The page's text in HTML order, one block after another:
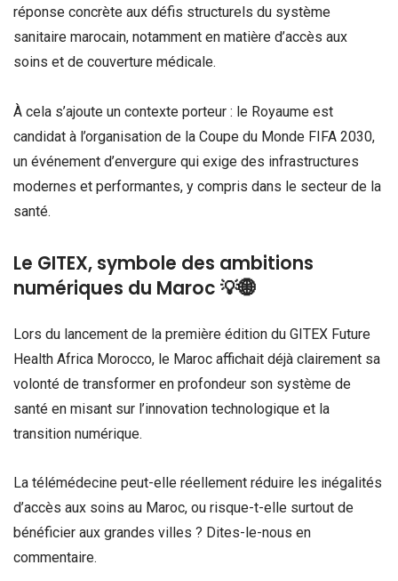
réponse concrète aux défis structurels du système
sanitaire marocain, notamment en matière d’accès aux
soins et de couverture médicale.
À cela s’ajoute un contexte porteur : le Royaume est
candidat à l’organisation de la Coupe du Monde FIFA 2030,
un événement d’envergure qui exige des infrastructures
modernes et performantes, y compris dans le secteur de la
santé.
Le GITEX, symbole des ambitions
numériques du Maroc 💡🌐
Lors du lancement de la première édition du GITEX Future
Health Africa Morocco, le Maroc affichait déjà clairement sa
volonté de transformer en profondeur son système de
santé en misant sur l’innovation technologique et la
transition numérique.
La télémédecine peut-elle réellement réduire les inégalités
d’accès aux soins au Maroc, ou risque-t-elle surtout de
bénéficier aux grandes villes ? Dites-le-nous en
commentaire.